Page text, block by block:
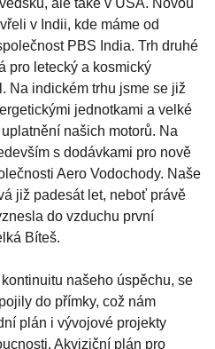
ale také v USA. Novou
v Indii, kde máme od
PBS India. Trh druhé
pro letecký a kosmický
Na indickém trhu jsme se již
jednotkami a velké
našich motorů. Na
s dodávkami pro nově
Aero Vodochody. Naše
již padesát let, neboť právě
do vzduchu první
Bíteš.
našeho úspěchu, se
do přímky, což nám
plán i vývojové projekty
Akviziční plán pro